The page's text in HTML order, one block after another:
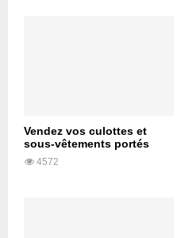
Vendez vos culottes et
sous-vêtements portés
4572